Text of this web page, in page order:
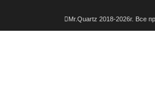
Mr.Quartz 2018-2026г. Все